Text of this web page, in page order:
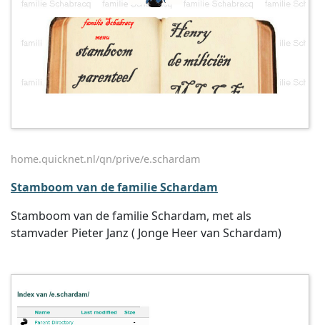
home.quicknet.nl/qn/prive/e.schardam
Stamboom van de familie Schardam
Stamboom van de familie Schardam, met als
stamvader Pieter Janz ( Jonge Heer van Schardam)